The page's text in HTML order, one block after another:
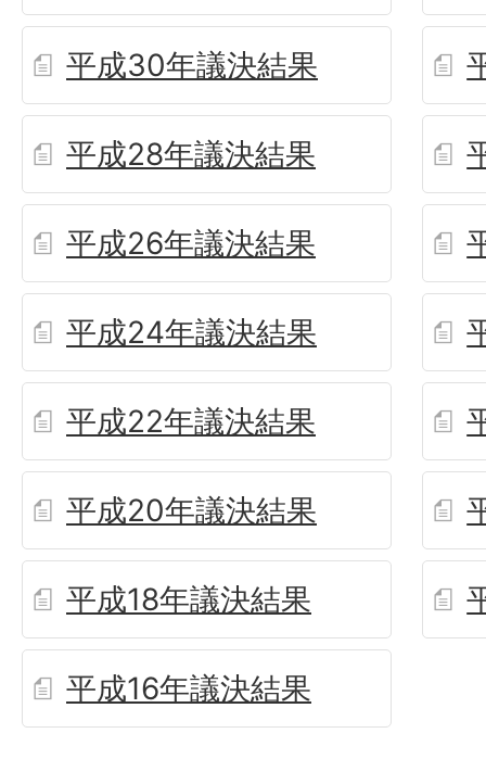
平成30年議決結果
平成28年議決結果
平成26年議決結果
平成24年議決結果
平成22年議決結果
平成20年議決結果
平成18年議決結果
平成16年議決結果